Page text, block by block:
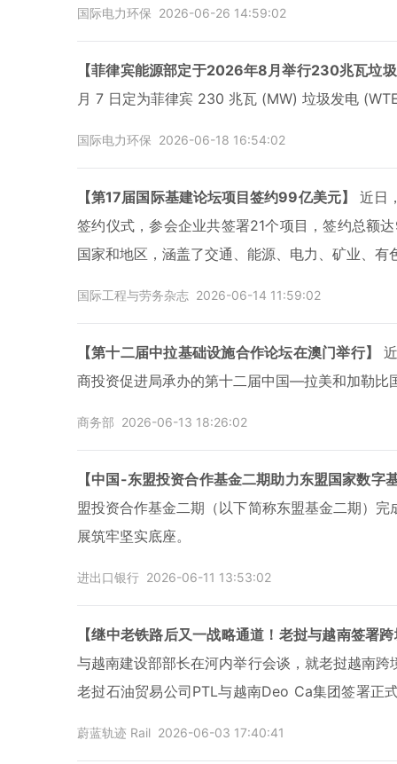
国际电力环保 2026-06-26 14:59:02
【菲律宾能源部定于2026年8月举行230兆瓦垃
月 7 日定为菲律宾 230 兆瓦 (MW) 垃圾发电
国际电力环保 2026-06-18 16:54:02
【第17届国际基建论坛项目签约99亿美元】
近日
签约仪式，参会企业共签署21个项目，签约总额
国家和地区，涵盖了交通、能源、电力、矿业、有
国际工程与劳务杂志 2026-06-14 11:59:02
【第十二届中拉基础设施合作论坛在澳门举行】
商投资促进局承办的第十二届中国—拉美和加勒比
商务部 2026-06-13 18:26:02
【中国-东盟投资合作基金二期助力东盟国家数字
盟投资合作基金二期（以下简称东盟基金二期）
展筑牢坚实底座。
进出口银行 2026-06-11 13:53:02
【继中老铁路后又一战略通道！老挝与越南签署
与越南建设部部长在河内举行会谈，就老挝越南
老挝石油贸易公司PTL与越南Deo Ca集团签署正
蔚蓝轨迹 Rail 2026-06-03 17:40:41